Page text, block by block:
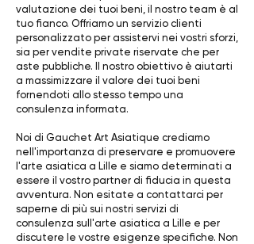
valutazione dei tuoi beni, il nostro team è al
tuo fianco. Offriamo un servizio clienti
personalizzato per assistervi nei vostri sforzi,
sia per vendite private riservate che per
aste pubbliche. Il nostro obiettivo è aiutarti
a massimizzare il valore dei tuoi beni
fornendoti allo stesso tempo una
consulenza informata.
Noi di Gauchet Art Asiatique crediamo
nell'importanza di preservare e promuovere
l'arte asiatica a Lille e siamo determinati a
essere il vostro partner di fiducia in questa
avventura. Non esitate a contattarci per
saperne di più sui nostri servizi di
consulenza sull'arte asiatica a Lille e per
discutere le vostre esigenze specifiche. Non